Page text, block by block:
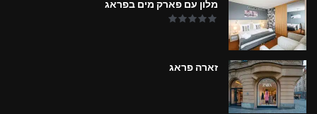
מלון עם פארק מים בפראג
זארה פראג